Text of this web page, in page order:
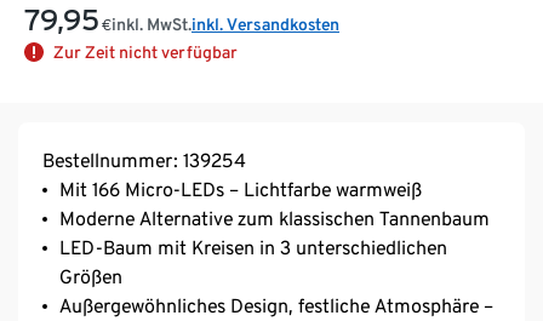
79,95 €inkl. MwSt.inkl. Versandkosten
Zur Zeit nicht verfügbar
Bestellnummer: 139254
Mit 166 Micro-LEDs – Lichtfarbe warmweiß
Moderne Alternative zum klassischen Tannenbaum
LED-Baum mit Kreisen in 3 unterschiedlichen
Größen
Außergewöhnliches Design, festliche Atmosphäre –